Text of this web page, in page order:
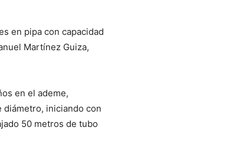
en pipa con capacidad
Martínez Guiza,
en el ademe,
diámetro, iniciando con
50 metros de tubo